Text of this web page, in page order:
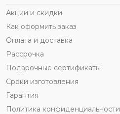
Акции и скидки
Как оформить заказ
Оплата и доставка
Рассрочка
Подарочные сертификаты
Сроки изготовления
Гарантия
Политика конфиденциальности